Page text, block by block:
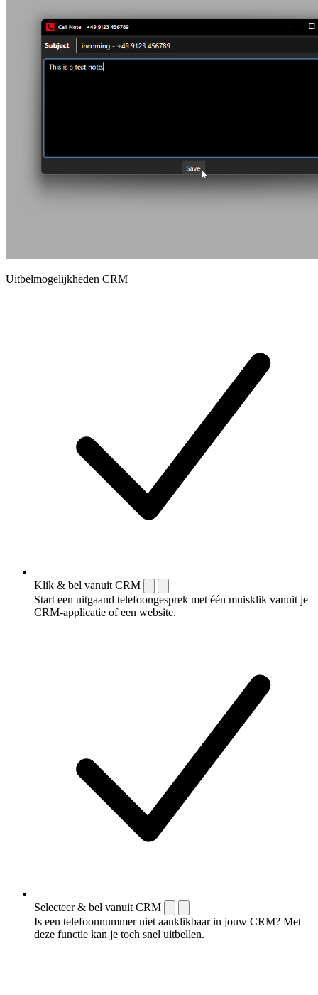
Uitbelmogelijkheden CRM
Klik & bel vanuit CRM
Start een uitgaand telefoongesprek met één muisklik vanuit je
CRM-applicatie of een website.
Selecteer & bel vanuit CRM
Is een telefoonnummer niet aanklikbaar in jouw CRM? Met
deze functie kan je toch snel uitbellen.